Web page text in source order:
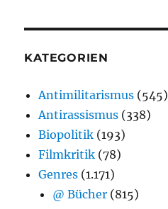
KATEGORIEN
Antimilitarismus (545)
Antirassismus (338)
Biopolitik (193)
Filmkritik (78)
Genres (1.171)
@ Bücher (815)